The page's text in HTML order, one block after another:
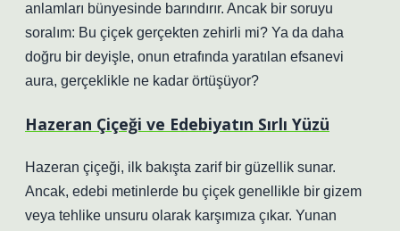
anlamları bünyesinde barındırır. Ancak bir soruyu
soralım: Bu çiçek gerçekten zehirli mi? Ya da daha
doğru bir deyişle, onun etrafında yaratılan efsanevi
aura, gerçeklikle ne kadar örtüşüyor?
Hazeran Çiçeği ve Edebiyatın Sırlı Yüzü
Hazeran çiçeği, ilk bakışta zarif bir güzellik sunar.
Ancak, edebi metinlerde bu çiçek genellikle bir gizem
veya tehlike unsuru olarak karşımıza çıkar. Yunan